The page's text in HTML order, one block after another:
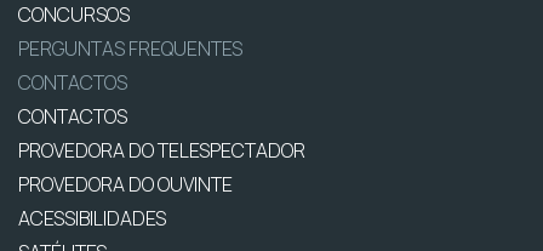
CONCURSOS
PERGUNTAS FREQUENTES
CONTACTOS
CONTACTOS
PROVEDORA DO TELESPECTADOR
PROVEDORA DO OUVINTE
ACESSIBILIDADES